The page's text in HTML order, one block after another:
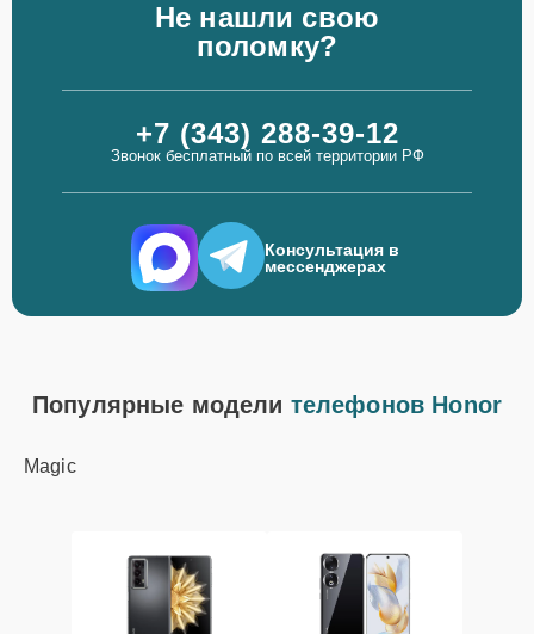
Не нашли свою
поломку?
+7 (343) 288-39-12
Звонок бесплатный по всей территории РФ
Консультация в
мессенджерах
Популярные модели телефонов Honor
Magic